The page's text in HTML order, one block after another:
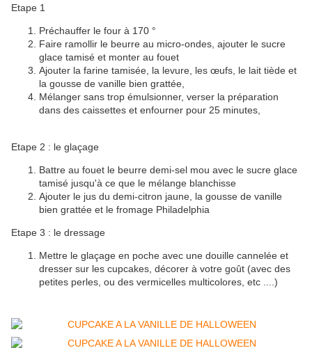
Etape 1
Préchauffer le four à 170 °
Faire ramollir le beurre au micro-ondes, ajouter le sucre
glace tamisé et monter au fouet
Ajouter la farine tamisée, la levure, les œufs, le lait tiède et
la gousse de vanille bien grattée,
Mélanger sans trop émulsionner, verser la préparation
dans des caissettes et enfourner pour 25 minutes,
Etape 2 : le glaçage
Battre au fouet le beurre demi-sel mou avec le sucre glace
tamisé jusqu'à ce que le mélange blanchisse
Ajouter le jus du demi-citron jaune, la gousse de vanille
bien grattée et le fromage Philadelphia
Etape 3 : le dressage
Mettre le glaçage en poche avec une douille cannelée et
dresser sur les cupcakes, décorer à votre goût (avec des
petites perles, ou des vermicelles multicolores, etc ....)